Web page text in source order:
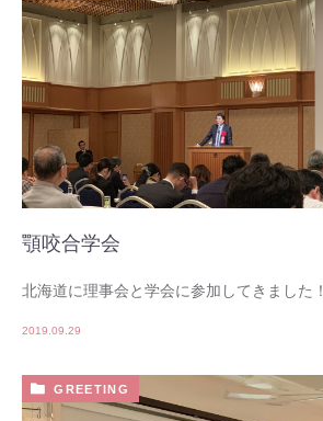
顎咬合学会
北海道に理事会と学会に参加してきました
2019.09.29
GREETING